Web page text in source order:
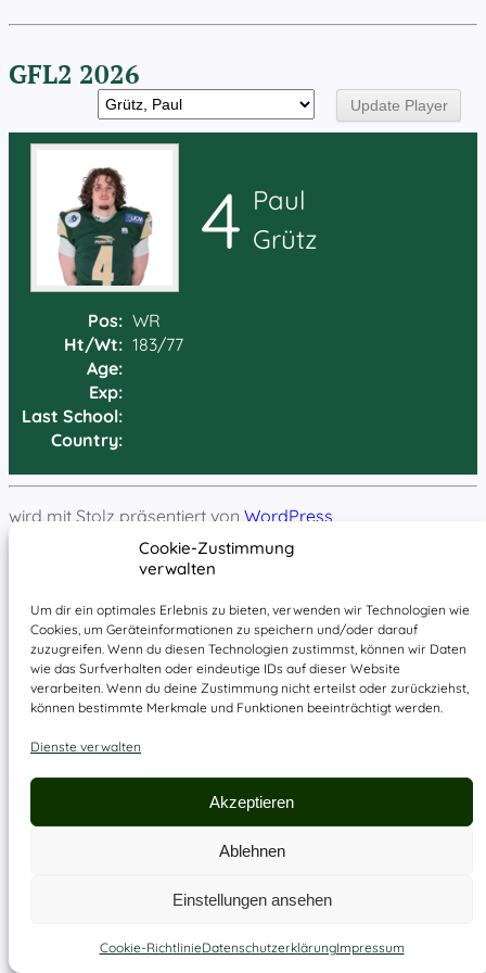
Cookie-Zustimmung
verwalten
Um dir ein optimales Erlebnis zu bieten, verwenden wir Technologien wie
Cookies, um Geräteinformationen zu speichern und/oder darauf
zuzugreifen. Wenn du diesen Technologien zustimmst, können wir Daten
wie das Surfverhalten oder eindeutige IDs auf dieser Website
verarbeiten. Wenn du deine Zustimmung nicht erteilst oder zurückziehst,
können bestimmte Merkmale und Funktionen beeinträchtigt werden.
Dienste verwalten
Akzeptieren
Ablehnen
Einstellungen ansehen
Cookie-RichtlinieDatenschutzerklärungImpressum
GFL2 2026
4 Paul
Grütz
Pos: WR
Ht/Wt: 183/77
Age:
Exp:
Last School:
Country:
wird mit Stolz präsentiert von WordPress